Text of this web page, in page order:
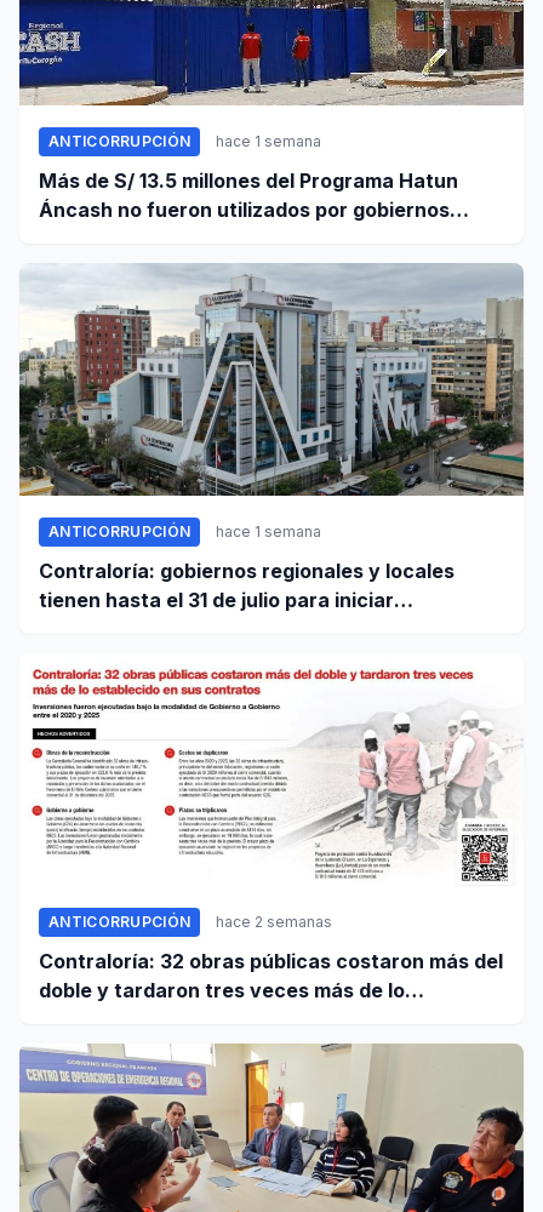
ANTICORRUPCIÓN hace 1 semana
Más de S/ 13.5 millones del Programa Hatun
Áncash no fueron utilizados por gobiernos
ANTICORRUPCIÓN hace 1 semana
Contraloría: gobiernos regionales y locales
tienen hasta el 31 de julio para iniciar
ANTICORRUPCIÓN hace 2 semanas
Contraloría: 32 obras públicas costaron más del
doble y tardaron tres veces más de lo